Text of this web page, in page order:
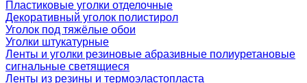
Пластиковые уголки отделочные
Декоративный уголок полистирол
Уголок под тяжёлые обои
Уголки штукатурные
Ленты и уголки резиновые абразивные полиуретановые
сигнальные светящиеся
Ленты из резины и термоэластопласта